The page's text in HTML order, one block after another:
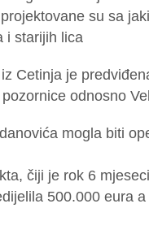
su sa
i starijih lica
Cetinja je
odnosno
mogla biti
čiji je rok 6
500.000 eura